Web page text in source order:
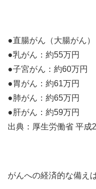
●直腸がん（大腸がん
●乳がん：約55万円
●子宮がん：約60万円
●胃がん：約61万円
●肺がん：約65万円
●肝がん：約59万円
出典：厚生労働省 平成
がんへの経済的な備え